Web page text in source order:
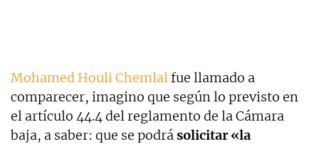
Mohamed Houli Chemlalfue llamado a
comparecer, imagino que según lo previsto en
el artículo 44.4 del reglamento de la Cámara
baja, a saber: que se podrásolicitar «la